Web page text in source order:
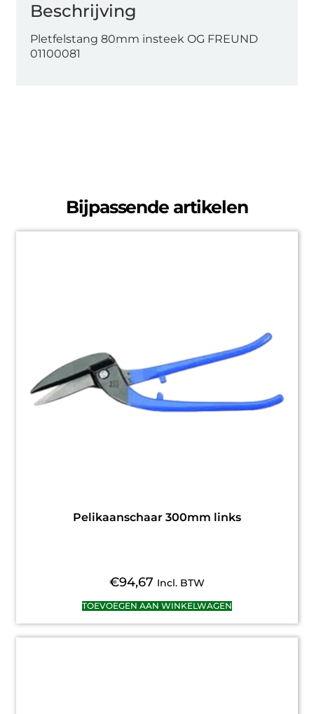
Beschrijving
Pletfelstang 80mm insteek OG FREUND
01100081
Bijpassende artikelen
Pelikaanschaar 300mm links
€94,67 Incl. BTW
TOEVOEGEN AAN WINKELWAGEN